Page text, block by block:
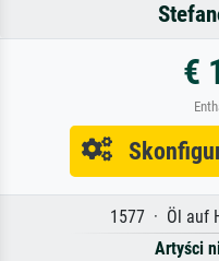
€
1577 · Öl auf
Artyści